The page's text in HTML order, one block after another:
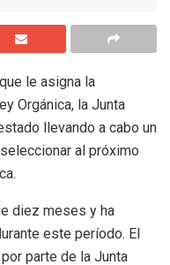
le asigna la
Orgánica, la Junta
llevando a cabo un
al próximo
diez meses y ha
este período. El
parte de la Junta